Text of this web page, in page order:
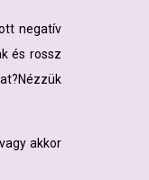
negatív
és rossz
akkor